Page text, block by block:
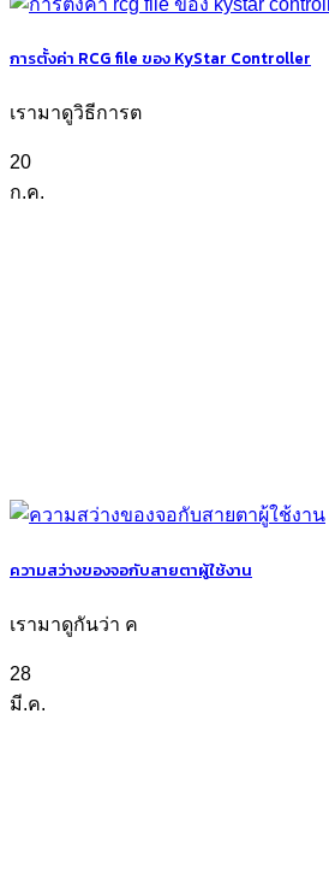
การตั้งค่า RCG file ของ KyStar Controller
เรามาดูวิธีการต
20
ก.ค.
ความสว่างของจอกับสายตาผู้ใช้งาน
เรามาดูกันว่า ค
28
มี.ค.